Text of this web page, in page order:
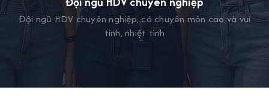
Đội ngũ HDV chuyên nghiệp, có chuyên môn cao và vui
tính, nhiệt tình